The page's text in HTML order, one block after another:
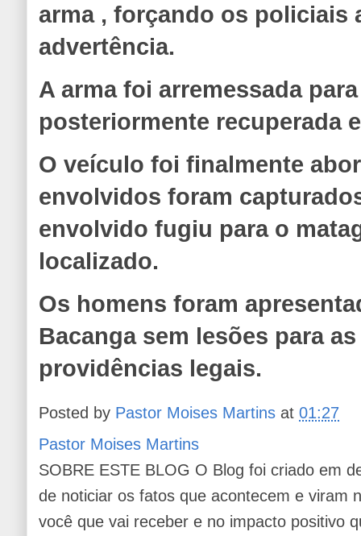
arma , forçando os policiais
advertência.
A arma foi arremessada
posteriormente recuperada
O veículo foi finalmente
envolvidos foram
envolvido fugiu para o
localizado.
Os homens foram
Bacanga sem lesões para
providências legais.
Posted by Pastor Moises Martins at01:27
Pastor Moises Martins
SOBRE ESTE BLOG O Blog foi criado em
de noticiar os fatos que acontecem e viram
você que vai receber e no impacto positivo